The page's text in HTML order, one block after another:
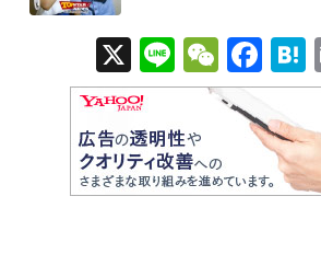
X
Li
n
e
W
e
C
at
F
a
c
e
b